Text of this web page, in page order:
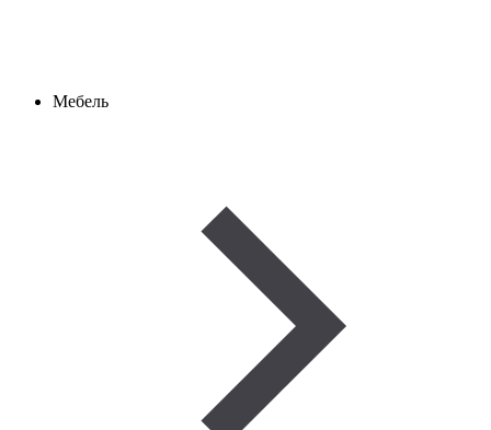
Мебель